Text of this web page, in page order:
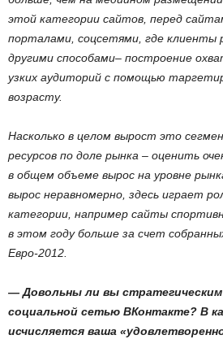
этой категории сайтов, перед
порталами, соцсетями, где клиенты
другими способами– построение
узких аудиторий с помощью
возрасту.
Насколько в целом вырост это
ресурсов по доле рынка – оценить
в общем объеме вырос на уровне
вырос неравномерно, здесь играет
категории, например сайты
в этом году больше за счет
Евро-2012.
— Довольны ли вы
социальной сетью ВКонтакте? В
исчисляется ваша